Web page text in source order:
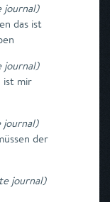
journal)
das ist
journal)
ist mir
journal)
der
journal)